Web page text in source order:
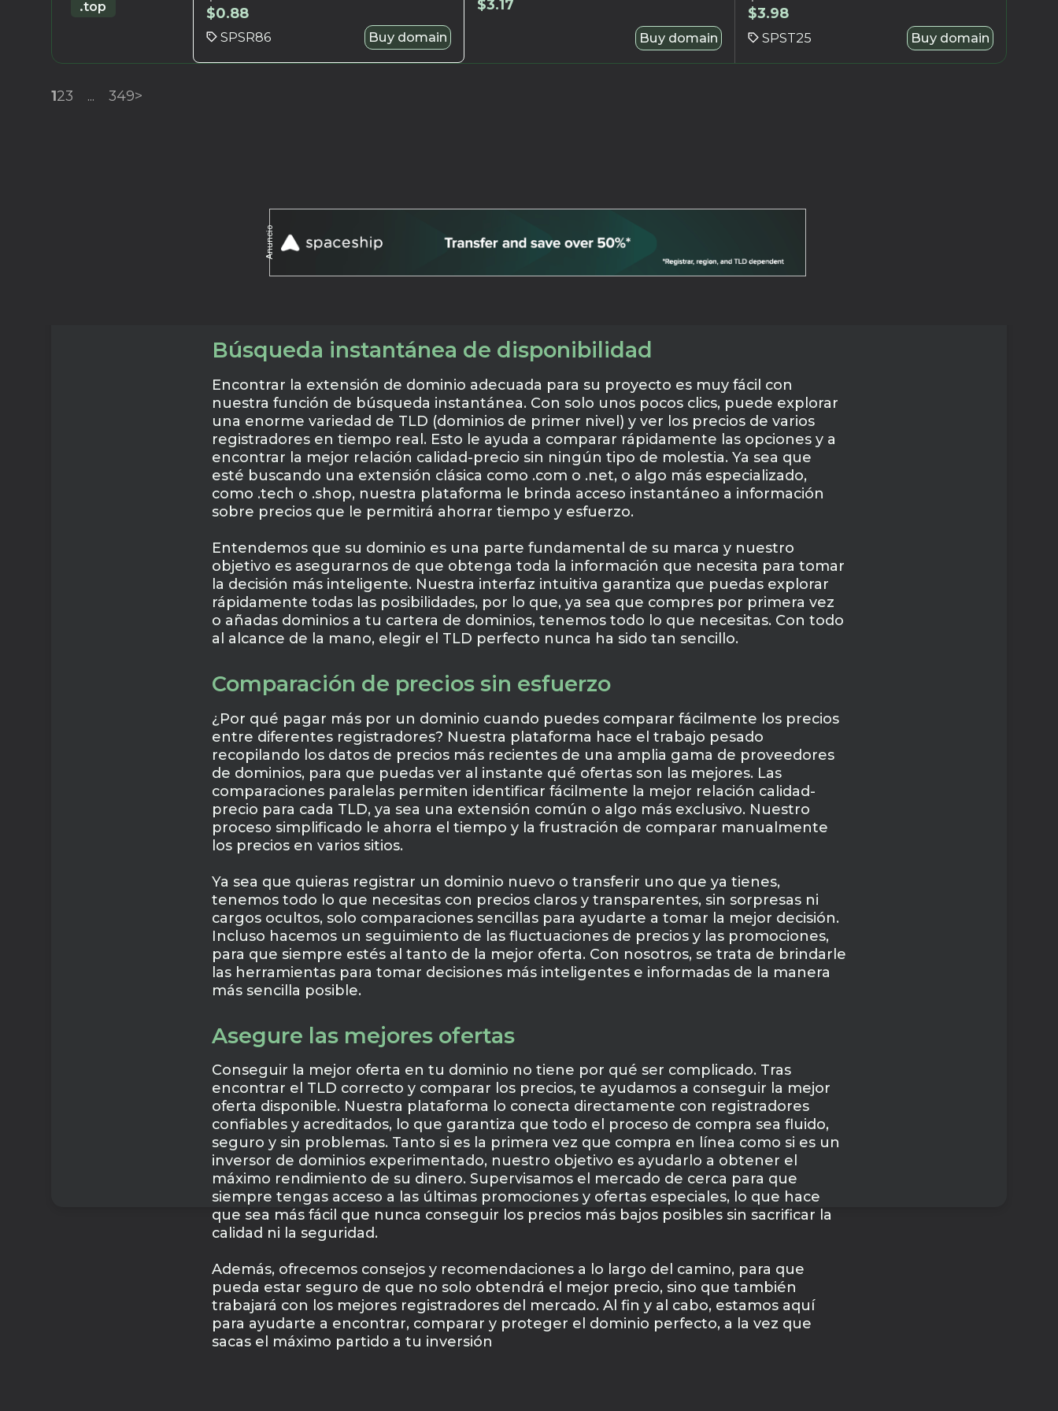
.top
$0.88
SPSR86 Buy domain
$3.17
Buy domain
$3.98
SPST25 Buy domain
123 ... 349>
Anuncio
Búsqueda instantánea de disponibilidad
Encontrar la extensión de dominio adecuada para su proyecto es muy fácil con
nuestra función de búsqueda instantánea. Con solo unos pocos clics, puede explorar
una enorme variedad de TLD (dominios de primer nivel) y ver los precios de varios
registradores en tiempo real. Esto le ayuda a comparar rápidamente las opciones y a
encontrar la mejor relación calidad-precio sin ningún tipo de molestia. Ya sea que
esté buscando una extensión clásica como .com o .net, o algo más especializado,
como .tech o .shop, nuestra plataforma le brinda acceso instantáneo a información
sobre precios que le permitirá ahorrar tiempo y esfuerzo.
Entendemos que su dominio es una parte fundamental de su marca y nuestro
objetivo es asegurarnos de que obtenga toda la información que necesita para tomar
la decisión más inteligente. Nuestra interfaz intuitiva garantiza que puedas explorar
rápidamente todas las posibilidades, por lo que, ya sea que compres por primera vez
o añadas dominios a tu cartera de dominios, tenemos todo lo que necesitas. Con todo
al alcance de la mano, elegir el TLD perfecto nunca ha sido tan sencillo.
Comparación de precios sin esfuerzo
¿Por qué pagar más por un dominio cuando puedes comparar fácilmente los precios
entre diferentes registradores? Nuestra plataforma hace el trabajo pesado
recopilando los datos de precios más recientes de una amplia gama de proveedores
de dominios, para que puedas ver al instante qué ofertas son las mejores. Las
comparaciones paralelas permiten identificar fácilmente la mejor relación calidad-
precio para cada TLD, ya sea una extensión común o algo más exclusivo. Nuestro
proceso simplificado le ahorra el tiempo y la frustración de comparar manualmente
los precios en varios sitios.
Ya sea que quieras registrar un dominio nuevo o transferir uno que ya tienes,
tenemos todo lo que necesitas con precios claros y transparentes, sin sorpresas ni
cargos ocultos, solo comparaciones sencillas para ayudarte a tomar la mejor decisión.
Incluso hacemos un seguimiento de las fluctuaciones de precios y las promociones,
para que siempre estés al tanto de la mejor oferta. Con nosotros, se trata de brindarle
las herramientas para tomar decisiones más inteligentes e informadas de la manera
más sencilla posible.
Asegure las mejores ofertas
Conseguir la mejor oferta en tu dominio no tiene por qué ser complicado. Tras
encontrar el TLD correcto y comparar los precios, te ayudamos a conseguir la mejor
oferta disponible. Nuestra plataforma lo conecta directamente con registradores
confiables y acreditados, lo que garantiza que todo el proceso de compra sea fluido,
seguro y sin problemas. Tanto si es la primera vez que compra en línea como si es un
inversor de dominios experimentado, nuestro objetivo es ayudarlo a obtener el
máximo rendimiento de su dinero. Supervisamos el mercado de cerca para que
siempre tengas acceso a las últimas promociones y ofertas especiales, lo que hace
que sea más fácil que nunca conseguir los precios más bajos posibles sin sacrificar la
calidad ni la seguridad.
Además, ofrecemos consejos y recomendaciones a lo largo del camino, para que
pueda estar seguro de que no solo obtendrá el mejor precio, sino que también
trabajará con los mejores registradores del mercado. Al fin y al cabo, estamos aquí
para ayudarte a encontrar, comparar y proteger el dominio perfecto, a la vez que
sacas el máximo partido a tu inversión